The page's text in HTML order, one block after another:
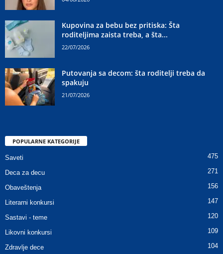
Kupovina za bebu bez pritiska: Šta
roditeljima zaista treba, a šta...
22/07/2026
Putovanja sa decom: šta roditelji treba da
spakuju
21/07/2026
POPULARNE KATEGORIJE
Saveti 475
Deca za decu 271
Obaveštenja 156
Literarni konkursi 147
Sastavi - teme 120
Likovni konkursi 109
Zdravlje dece 104